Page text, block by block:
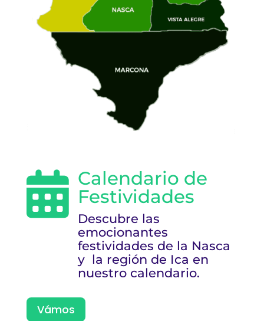
 Calendario de
Festividades
Descubre las
emocionantes
festividades de la Nasca
y la región de Ica en
nuestro calendario.
Vámos